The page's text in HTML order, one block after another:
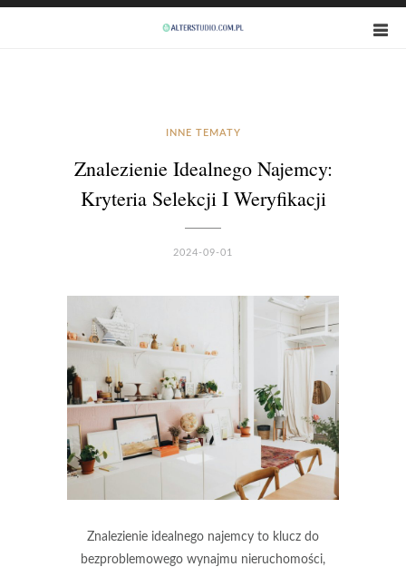
INNE TEMATY
Znalezienie Idealnego Najemcy:
Kryteria Selekcji I Weryfikacji
2024-09-01
Znalezienie idealnego najemcy to klucz do
bezproblemowego wynajmu nieruchomości,